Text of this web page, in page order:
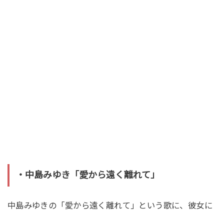
・中島みゆき「愛から遠く離れて」
中島みゆきの「愛から遠く離れて」という歌に、彼女に